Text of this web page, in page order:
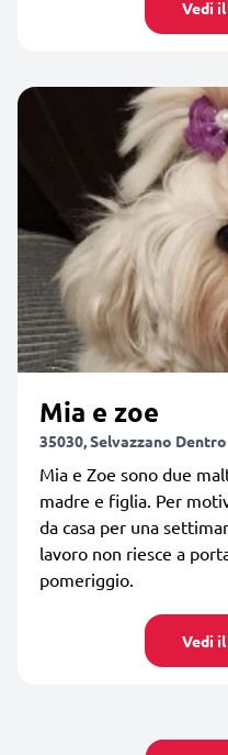
Vedi
Mia e zoe
35030, Selvazzano Dentro
Mia e Zoe sono due
madre e figlia. Per
da casa per una
lavoro non riesce a
pomeriggio.
Vedi